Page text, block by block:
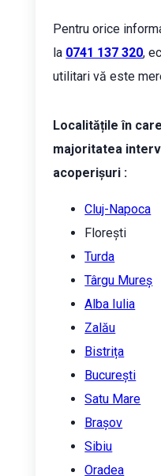
Pentru orice
la 0741 137 320,
utilitari vă este
Localitățile în
majoritatea
acoperișuri :
Cluj-Napoca
Florești
Turda
Târgu Mureș
Alba Iulia
Zalău
Bistrița
București
Satu Mare
Brașov
Sibiu
Oradea